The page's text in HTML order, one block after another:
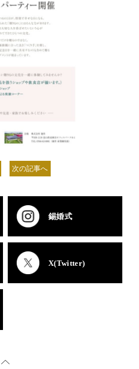
次の記事へ
錫婚式
X(Twitter)